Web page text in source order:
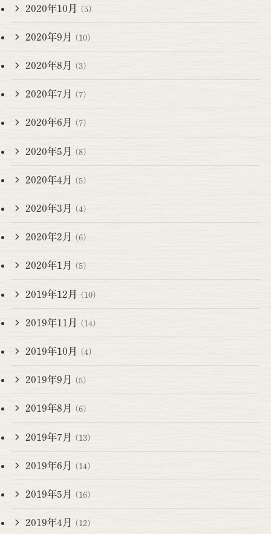
2020年10月 (5)
2020年9月 (10)
2020年8月 (3)
2020年7月 (7)
2020年6月 (7)
2020年5月 (8)
2020年4月 (5)
2020年3月 (4)
2020年2月 (6)
2020年1月 (5)
2019年12月 (10)
2019年11月 (14)
2019年10月 (4)
2019年9月 (5)
2019年8月 (6)
2019年7月 (13)
2019年6月 (14)
2019年5月 (16)
2019年4月 (12)